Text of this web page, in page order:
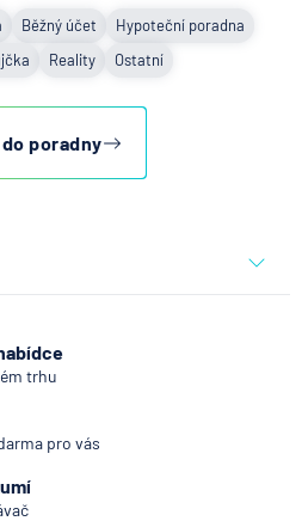
Běžný účet
Hypoteční poradna
Reality Ostatní
poradny
administrativu
trhu
pro vás